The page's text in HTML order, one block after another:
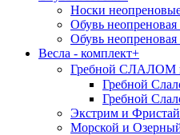
Носки
Обувь неопреновая
Обувь неопреновая
Весла - комплект+
Гребной СЛАЛОМ
Гребной
Гребной
Экстрим и
Морской и